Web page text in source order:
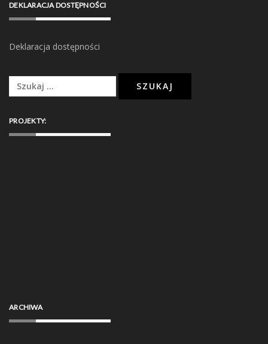
DEKLARACJA DOSTĘPNOŚCI
Deklaracja dostępności
Szukaj:
PROJEKTY:
ARCHIWA